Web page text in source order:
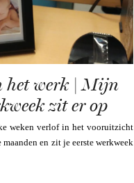
het werk | Mijn
zit er op
weken verlof in het vooruitzicht
en zit je eerste werkweek